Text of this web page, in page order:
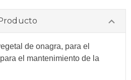
de onagra, para el
el mantenimiento de la